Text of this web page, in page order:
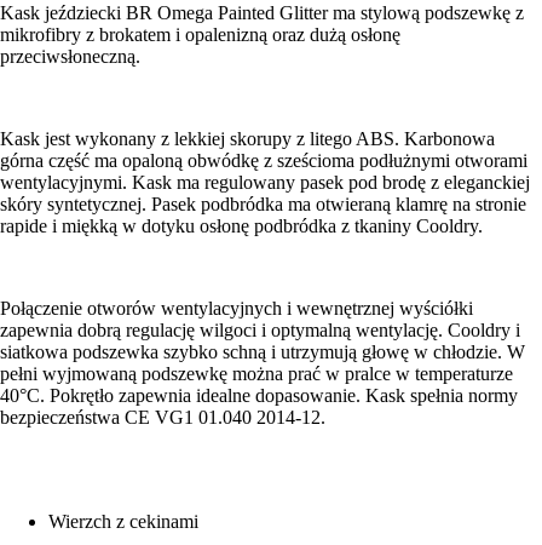
Kask jeździecki BR Omega Painted Glitter ma stylową podszewkę z
mikrofibry z brokatem i opalenizną oraz dużą osłonę
przeciwsłoneczną.
Kask jest wykonany z lekkiej skorupy z litego ABS. Karbonowa
górna część ma opaloną obwódkę z sześcioma podłużnymi otworami
wentylacyjnymi. Kask ma regulowany pasek pod brodę z eleganckiej
skóry syntetycznej. Pasek podbródka ma otwieraną klamrę na stronie
rapide i miękką w dotyku osłonę podbródka z tkaniny Cooldry.
Połączenie otworów wentylacyjnych i wewnętrznej wyściółki
zapewnia dobrą regulację wilgoci i optymalną wentylację. Cooldry i
siatkowa podszewka szybko schną i utrzymują głowę w chłodzie. W
pełni wyjmowaną podszewkę można prać w pralce w temperaturze
40°C. Pokrętło zapewnia idealne dopasowanie. Kask spełnia normy
bezpieczeństwa CE VG1 01.040 2014-12.
Wierzch z cekinami